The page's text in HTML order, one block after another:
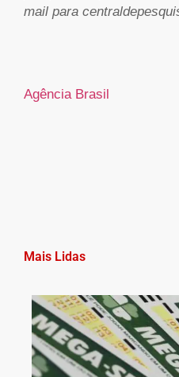
mail para
Agência Brasil
Mais Lidas